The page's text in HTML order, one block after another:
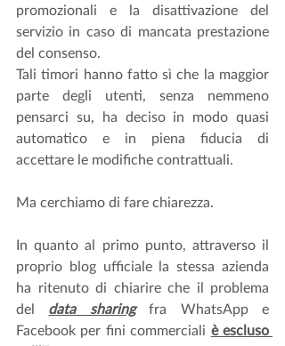
promozionali e la disattivazione del
servizio in caso di mancata prestazione
del consenso.
Tali timori hanno fatto sì che la maggior
parte degli utenti, senza nemmeno
pensarci su, ha deciso in modo quasi
automatico e in piena fiducia di
accettare le modifiche contrattuali.
Ma cerchiamo di fare chiarezza.
In quanto al primo punto, attraverso il
proprio blog ufficiale la stessa azienda
ha ritenuto di chiarire che il problema
del data sharing fra WhatsApp e
Facebook per fini commerciali è escluso